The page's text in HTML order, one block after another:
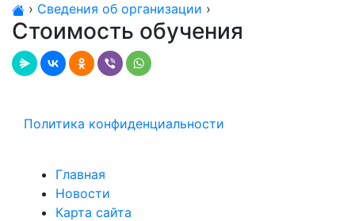
› Сведения об организации ›
Стоимость обучения
Политика конфиденциальности
Главная
Новости
Карта сайта